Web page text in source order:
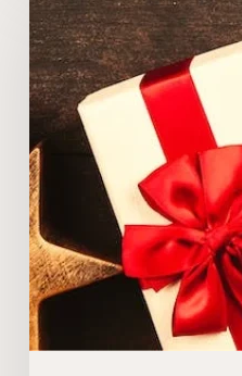
cadeaux
de
Noël
2024
(toute)
dernière
minute